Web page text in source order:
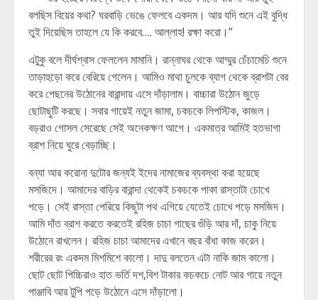
বলছিস বিয়ের কথা? ঘরবাড়ি ভেঙে ফেলবে একদম। আর যদি শুনে এই বুদ্ধি
তুই দিয়েছিস তাহলে যে কি করবে…. আল্লাহ! রক্ষা করো।”
এটুকু বলে দীর্ঘশ্বাস ফেললেন মামানি। রান্নাঘর থেকে আম্মুর চেঁচামেচি শুনে
তাড়াহুড়ো করে বেরিয়ে গেলেন। আমিও মাথা চুলকে ব্যাগ থেকে ব্রাশটা বের
করে পেছনের উঠোনের বারান্দায় এসে দাঁড়ালাম। বাচ্চারা উঠোন জুড়ে
ছোটাছুটি করছে। সবার গায়েই নতুন জামা, চকচকে লিপস্টিক, কাজল।
বড়রাও গোসল সেরেছে সেই অনেকক্ষণ আগে। একমাত্র আমিই হতভাগা
ব্রাশ নিয়ে ঘুরে বেড়াচ্ছি।
বন্যা আর করোনা দুটোর জন্যই ইদের নামাজের ব্যবস্থা করা হয়েছে
মসজিদে। আমাদের বাড়ির বারান্দা থেকেই চকচকে পাকা রাস্তাটা চোখে
পড়ে। সেই রাস্তা পেরিয়ে কিছুটা পথ এগিয়ে যেতেই চোখে পড়ে মসজিদ।
আমি দাঁত ব্রাশ করতে করতেই রহিজ চাচা গাছের গুঁড়ি আর দাঁ, চাকু নিয়ে
উঠোনে রাখলেন। রহিজ চাচা আমাদের এখানে বছর বাঁধা কাজ করেন।
শরীরের রং একদম মিশমিশে কালো। দাদু বলতেন এটা নাকি জাম কালো।
ছোট ছোট পিচ্চিরাও হাত ভর্তি দশ,বিশ টাকার কচকচে নোট আর গায়ে নতুন
পাঞ্জাবি আর টুপি পড়ে উঠোনে এসে দাঁড়ালো।